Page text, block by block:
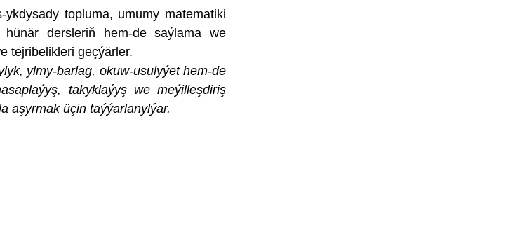
topluma, umumy matematiki
dersleriň hem-de saýlama we
tejribelikleri geçýärler.
ylmy-barlag, okuw-usulyýet hem-de
takyklaýyş we meýilleşdiriş
aşyrmak üçin taýýarlanylýar.